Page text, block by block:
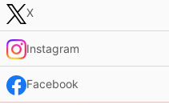
X
Instagram
Facebook